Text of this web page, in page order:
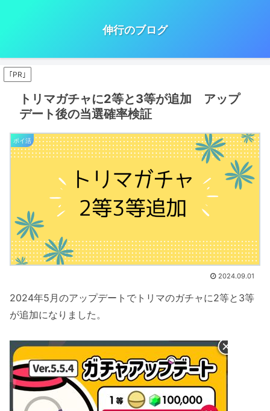
伸行のブログ
｢PR｣
トリマガチャに2等と3等が追加 アップ
デート後の当選確率検証
ポイ活
2024.09.01
2024年5月のアップデートでトリマのガチャに2等と3等
が追加になりました。